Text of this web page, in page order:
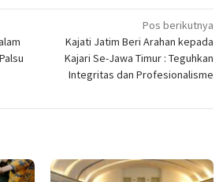
Pos berikutnya
Kajati Jatim Beri Arahan kepada
Kajari Se-Jawa Timur : Teguhkan
Integritas dan Profesionalisme